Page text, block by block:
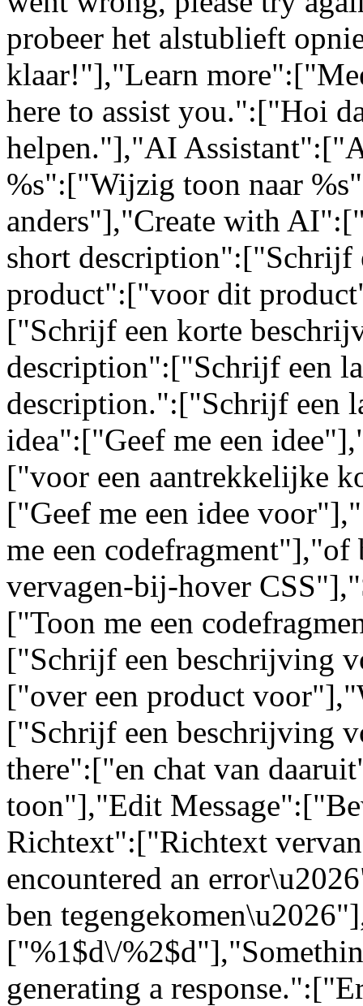
probeer het alstublieft
klaar!"],"Learn
here to assist you.":["Hoi
helpen."],"AI
%s":["Wijzig toon naar
anders"],"Create with
short
product":["voor dit
["Schrijf een korte
description":["Schrijf een
description.":["Schrijf een
idea":["Geef me een
["voor een aantrekkelijke
["Geef me een idee
me een
vervagen-bij-hover
["Toon me een
["Schrijf een beschrijving
["over een product
["Schrijf een beschrijving
there":["en chat van
toon"],"Edit
Richtext":["Richtext
encountered an
ben
["%1$d\/
generating a